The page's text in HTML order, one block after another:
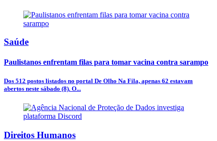
Saúde
Paulistanos enfrentam filas para tomar vacina contra sarampo
Dos 512 postos listados no portal De Olho Na Fila, apenas 62 estavam
abertos neste sábado (8). O...
Direitos Humanos